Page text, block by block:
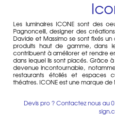
Les luminaires ICONE sont des
Pagnoncelli, designer des
Davide et Massimo se sont fixés
produits haut de gamme, dans
contribuent à améliorer et rendre
dans lequel ils sont placés. Grâce
devenue incontournable,
restaurants étoilés et espaces
théatres. ICONE est une marque de
Devis pro ? Contactez nous au